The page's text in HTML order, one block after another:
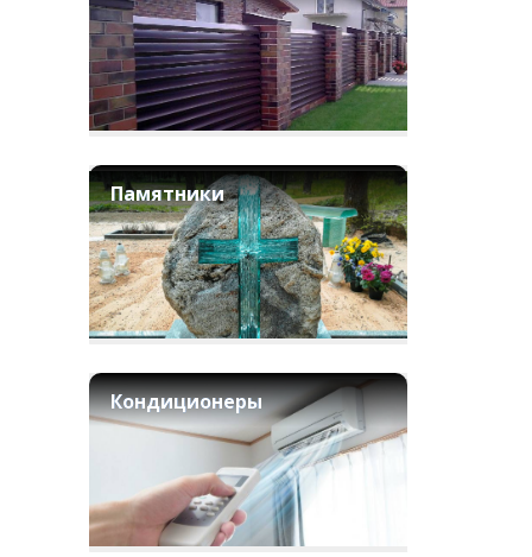
Памятники
Кондиционеры